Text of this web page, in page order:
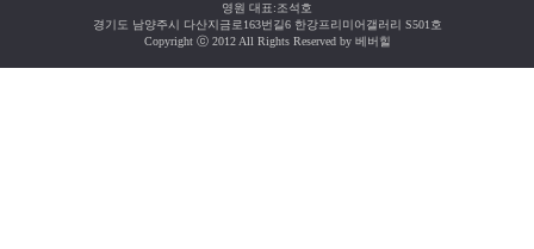
영원 대표:조석호
경기도 남양주시 다산지금로163번길6 한강프리미어갤러리 S501호
Copyright ⓒ 2012 All Rights Reserved by 베버힐